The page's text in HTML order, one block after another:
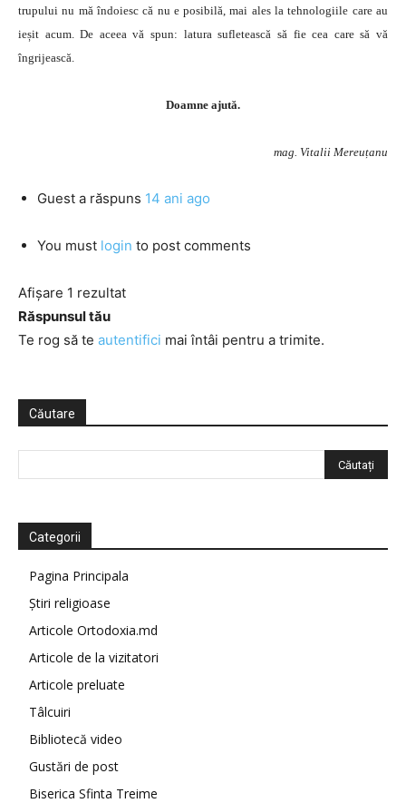
trupului nu mă îndoiesc că nu e posibilă, mai ales la tehnologiile care au
ieșit acum. De aceea vă spun: latura sufletească să fie cea care să vă
îngrijească.
Doamne ajută.
mag. Vitalii Mereuțanu
Guest a răspuns 14 ani ago
You must login to post comments
Afișare 1 rezultat
Răspunsul tău
Te rog să te autentifici mai întâi pentru a trimite.
Căutare
Categorii
Pagina Principala
Știri religioase
Articole Ortodoxia.md
Articole de la vizitatori
Articole preluate
Tâlcuiri
Bibliotecă video
Gustări de post
Biserica Sfinta Treime